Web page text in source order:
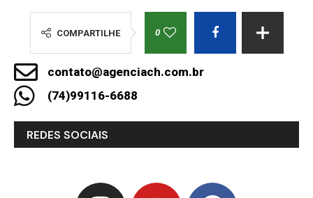
COMPARTILHE 0
contato@agenciach.com.br
(74)99116-6688
REDES SOCIAIS